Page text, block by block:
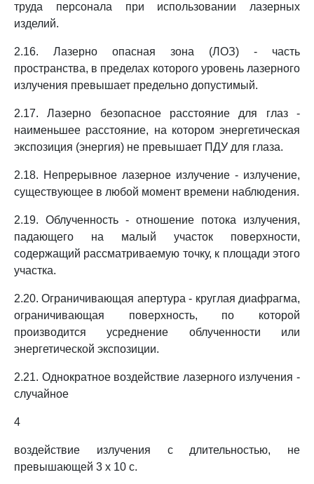
труда персонала при использовании лазерных
изделий.
2.16. Лазерно опасная зона (ЛОЗ) - часть
пространства, в пределах которого уровень лазерного
излучения превышает предельно допустимый.
2.17. Лазерно безопасное расстояние для глаз -
наименьшее расстояние, на котором энергетическая
экспозиция (энергия) не превышает ПДУ для глаза.
2.18. Непрерывное лазерное излучение - излучение,
существующее в любой момент времени наблюдения.
2.19. Облученность - отношение потока излучения,
падающего на малый участок поверхности,
содержащий рассматриваемую точку, к площади этого
участка.
2.20. Ограничивающая апертура - круглая диафрагма,
ограничивающая поверхность, по которой
производится усреднение облученности или
энергетической экспозиции.
2.21. Однократное воздействие лазерного излучения -
случайное
4
воздействие излучения с длительностью, не
превышающей 3 x 10 с.